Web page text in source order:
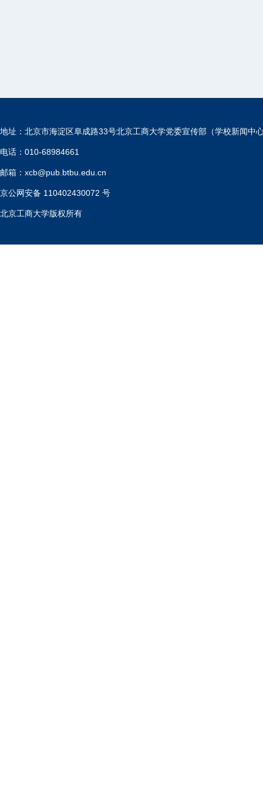
地址：北京市海淀区阜成路33号北京工商大学党委宣传部（学校新闻中
电话：010-68984661
邮箱：xcb@pub.btbu.edu.cn
京公网安备 110402430072 号
北京工商大学版权所有